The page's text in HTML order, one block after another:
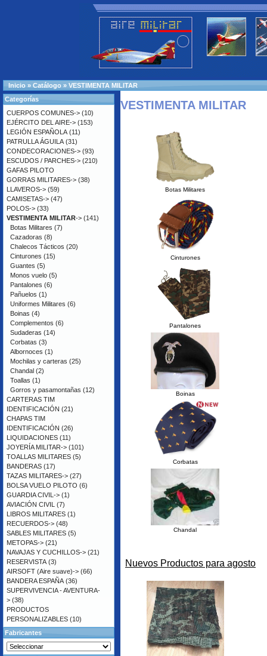
Inicio » Catálogo » VESTIMENTA MILITAR
VESTIMENTA MILITAR
Botas Militares
Cinturones
Pantalones
Boinas
Corbatas
Chandal
Nuevos Productos para agosto
Categorías
CUERPOS COMUNES-> (10)
EJÉRCITO DEL AIRE-> (153)
LEGIÓN ESPAÑOLA (11)
PATRULLA ÁGUILA (31)
CONDECORACIONES-> (93)
ESCUDOS / PARCHES-> (210)
GAFAS PILOTO
GORRAS MILITARES-> (38)
LLAVEROS-> (59)
CAMISETAS-> (47)
POLOS-> (33)
VESTIMENTA MILITAR-> (141)
Botas Militares (7)
Cazadoras (8)
Chalecos Tácticos (20)
Cinturones (15)
Guantes (5)
Monos vuelo (5)
Pantalones (6)
Pañuelos (1)
Uniformes Militares (6)
Boinas (4)
Complementos (6)
Sudaderas (14)
Corbatas (3)
Albornoces (1)
Mochilas y carteras (25)
Chandal (2)
Toallas (1)
Gorros y pasamontañas (12)
CARTERAS TIM
IDENTIFICACIÓN (21)
CHAPAS TIM
IDENTIFICACIÓN (26)
LIQUIDACIONES (11)
JOYERÍA MILITAR-> (101)
TOALLAS MILITARES (5)
BANDERAS (17)
TAZAS MILITARES-> (27)
BOLSA VUELO PILOTO (6)
GUARDIA CIVIL-> (1)
AVIACIÓN CIVIL (7)
LIBROS MILITARES (1)
RECUERDOS-> (48)
SABLES MILITARES (5)
METOPAS-> (21)
NAVAJAS Y CUCHILLOS-> (21)
RESERVISTA (3)
AIRSOFT (Aire suave)-> (66)
BANDERA ESPAÑA (36)
SUPERVIVENCIA - AVENTURA-
> (38)
PRODUCTOS
PERSONALIZABLES (10)
Fabricantes